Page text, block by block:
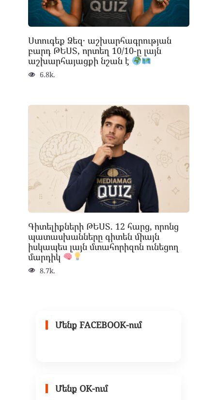
Ստուգեք Ձեզ․ աշխարհագրության
բարդ ԹԵՍՏ, որտեղ 10/10-ը լայն
աշխարհայացքի նշան է
6.8k.
Գիտելիքների ԹԵՍՏ. 12 հարց, որոնց
պատասխանները գիտեն միայն
իսկապես լայն մտահորիզոն ունեցող
մարդիկ
8.7k.
Մենք FACEBOOK-ում
Մենք OK-ում